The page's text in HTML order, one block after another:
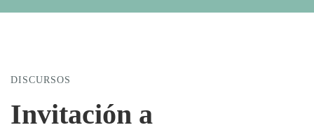
Invitación
DISCURSOS
Invitación a